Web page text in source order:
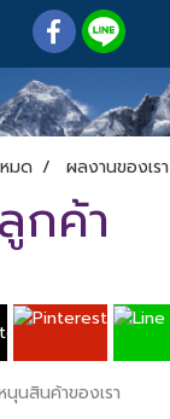
มด ผลงานของเรา
ค้า
นสินค้าของเรา